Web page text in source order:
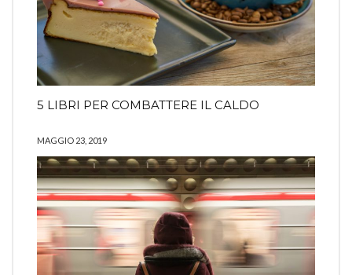
5 LIBRI PER COMBATTERE IL CALDO
MAGGIO 23, 2019